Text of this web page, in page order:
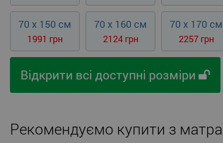
70 x 150 см
1991 грн
70 x 160 см
2124 грн
70 x 170 см
2257 грн
Відкрити всі доступні розміри
Рекомендуємо купити з